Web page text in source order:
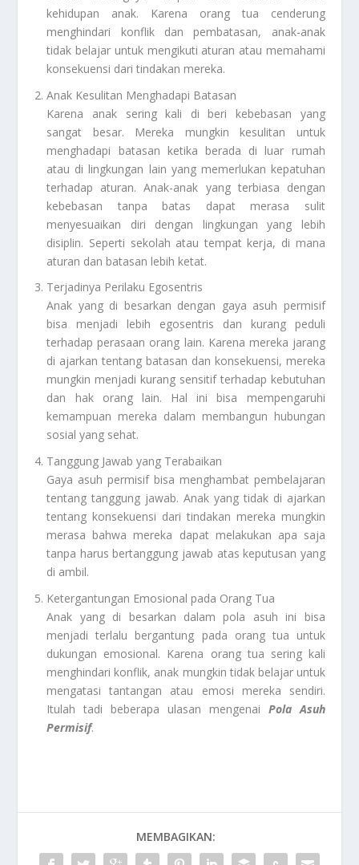
kehidupan anak. Karena orang tua cenderung
menghindari konflik dan pembatasan, anak-anak
tidak belajar untuk mengikuti aturan atau memahami
konsekuensi dari tindakan mereka.
Anak Kesulitan Menghadapi Batasan
Karena anak sering kali di beri kebebasan yang
sangat besar. Mereka mungkin kesulitan untuk
menghadapi batasan ketika berada di luar rumah
atau di lingkungan lain yang memerlukan kepatuhan
terhadap aturan. Anak-anak yang terbiasa dengan
kebebasan tanpa batas dapat merasa sulit
menyesuaikan diri dengan lingkungan yang lebih
disiplin. Seperti sekolah atau tempat kerja, di mana
aturan dan batasan lebih ketat.
Terjadinya Perilaku Egosentris
Anak yang di besarkan dengan gaya asuh permisif
bisa menjadi lebih egosentris dan kurang peduli
terhadap perasaan orang lain. Karena mereka jarang
di ajarkan tentang batasan dan konsekuensi, mereka
mungkin menjadi kurang sensitif terhadap kebutuhan
dan hak orang lain. Hal ini bisa mempengaruhi
kemampuan mereka dalam membangun hubungan
sosial yang sehat.
Tanggung Jawab yang Terabaikan
Gaya asuh permisif bisa menghambat pembelajaran
tentang tanggung jawab. Anak yang tidak di ajarkan
tentang konsekuensi dari tindakan mereka mungkin
merasa bahwa mereka dapat melakukan apa saja
tanpa harus bertanggung jawab atas keputusan yang
di ambil.
Ketergantungan Emosional pada Orang Tua
Anak yang di besarkan dalam pola asuh ini bisa
menjadi terlalu bergantung pada orang tua untuk
dukungan emosional. Karena orang tua sering kali
menghindari konflik, anak mungkin tidak belajar untuk
mengatasi tantangan atau emosi mereka sendiri.
Itulah tadi beberapa ulasan mengenai Pola Asuh
Permisif.
MEMBAGIKAN: